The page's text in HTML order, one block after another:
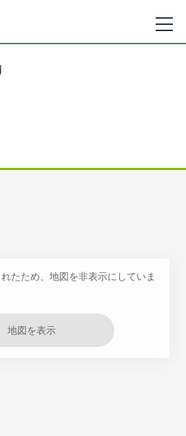
たため、地図を非表示にしていま
地図を表示